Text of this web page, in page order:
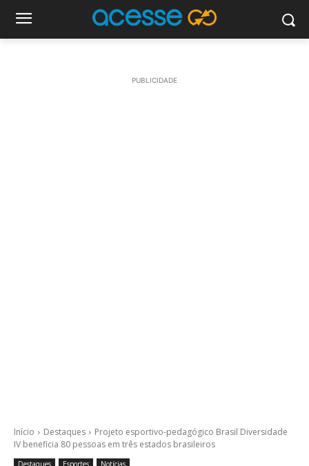
PUBLICIDADE
Início Destaques
Projeto esportivo-pedagógico Brasil Diversidade
IV beneficia 80 pessoas em três estados brasileiros
Destaques Esportes Notícias